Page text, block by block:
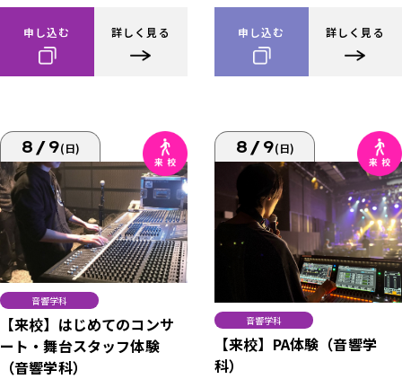
申し込む 詳しく見る 申し込む 詳しく見る
8/9(日)
音響学科
【来校】はじめてのコンサ
ート・舞台スタッフ体験
（音響学科）
8/9(日)
音響学科
【来校】PA体験（音響学
科）